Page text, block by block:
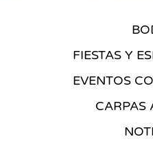
FIESTAS Y
EVENTOS
CARPAS